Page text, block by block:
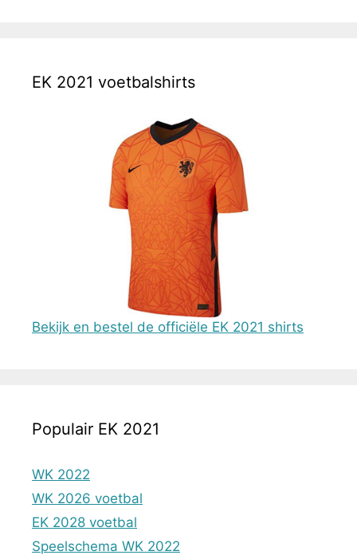
EK 2021 voetbalshirts
Bekijk en bestel de officiële EK 2021 shirts
Populair EK 2021
WK 2022
WK 2026 voetbal
EK 2028 voetbal
Speelschema WK 2022